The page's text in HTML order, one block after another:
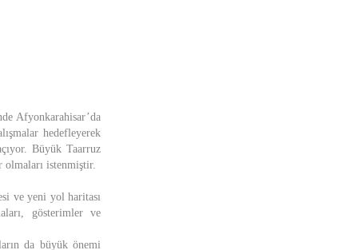
Afyonkarahisar’da
hedefleyerek
Büyük Taarruz
olmaları istenmiştir.
ve yeni yol haritası
gösterimler ve
da büyük önemi